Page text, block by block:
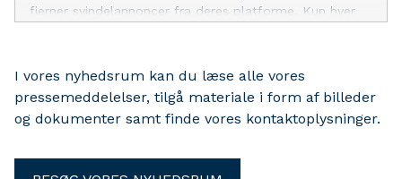
fjerner svindelannoncer fra deres platforme. Kun hver
I vores nyhedsrum kan du læse alle vores
pressemeddelelser, tilgå materiale i form af billeder
og dokumenter samt finde vores kontaktoplysninger.